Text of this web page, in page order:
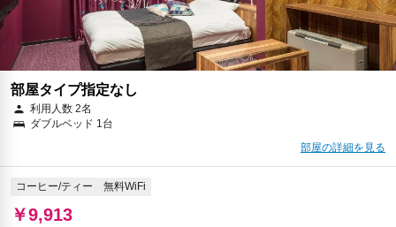
部屋タイプ指定なし
利用人数 2名
ダブルベッド 1台
部屋の詳細を見る
コーヒー/ティー 無料WiFi
￥9,913